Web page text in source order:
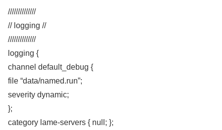
//////////////
// logging //
//////////////
logging {
channel default_debug {
file “data/named.run”;
severity dynamic;
};
category lame-servers { null; };